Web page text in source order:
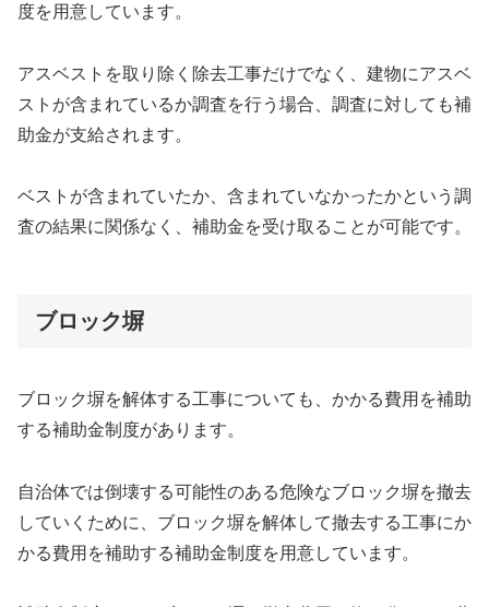
度を用意しています。
アスベストを取り除く除去工事だけでなく、建物にアスベ
ストが含まれているか調査を行う場合、調査に対しても補
助金が支給されます。
ベストが含まれていたか、含まれていなかったかという調
査の結果に関係なく、補助金を受け取ることが可能です。
ブロック塀
ブロック塀を解体する工事についても、かかる費用を補助
する補助金制度があります。
自治体では倒壊する可能性のある危険なブロック塀を撤去
していくために、ブロック塀を解体して撤去する工事にか
かる費用を補助する補助金制度を用意しています。